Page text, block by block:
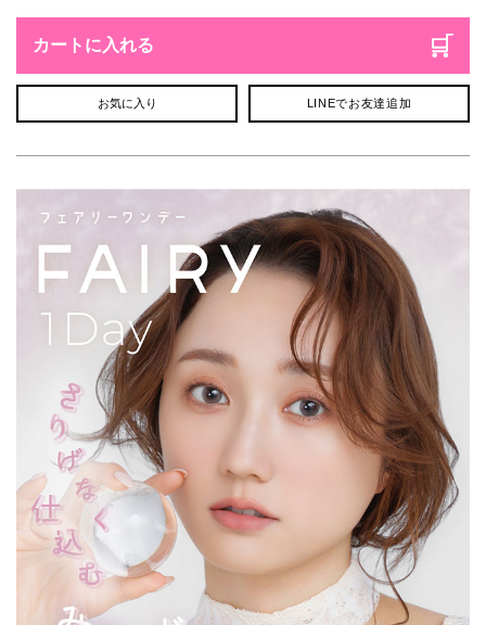
カートに入れる
お気に入り LINEでお友達追加